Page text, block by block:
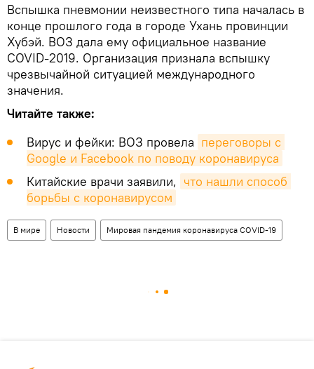
Вспышка пневмонии неизвестного типа началась в
конце прошлого года в городе Ухань провинции
Хубэй. ВОЗ дала ему официальное название
COVID-2019. Организация признала вспышку
чрезвычайной ситуацией международного
значения.
Читайте также:
Вирус и фейки: ВОЗ провела переговоры с
Google и Facebook по поводу коронавируса
Китайские врачи заявили, что нашли способ
борьбы с коронавирусом
В мире Новости Мировая пандемия коронавируса COVID-19